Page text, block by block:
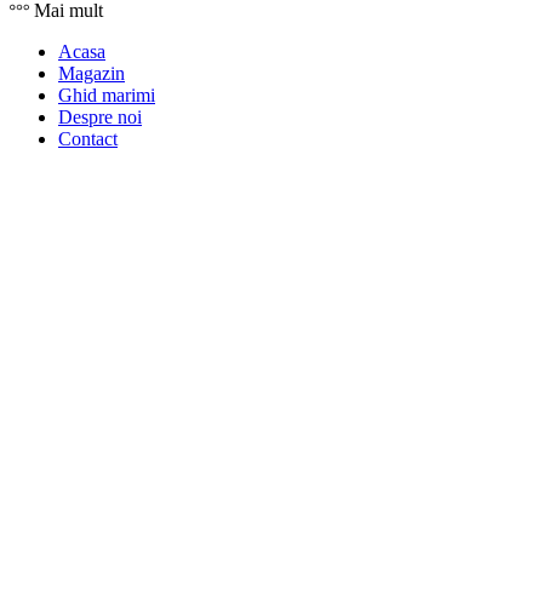
Mai mult
Acasa
Magazin
Ghid marimi
Despre noi
Contact